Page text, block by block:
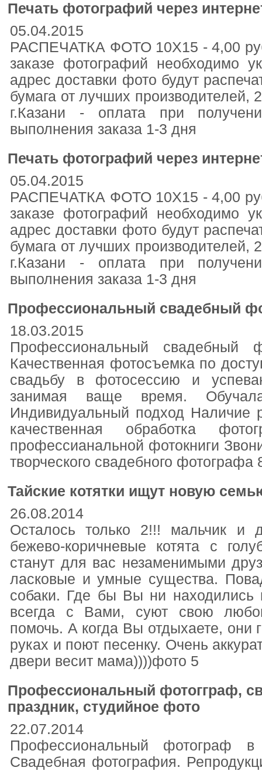
Печать фотографий через
05.04.2015
РАСПЕЧАТКА ФОТО 10Х15 - 4,00
заказе фотографий необходимо
адрес доставки фото будут
бумага от лучших производителей,
г.Казани - оплата при
выполнения заказа 1-3 дня
Печать фотографий через
05.04.2015
РАСПЕЧАТКА ФОТО 10Х15 - 4,00
заказе фотографий необходимо
адрес доставки фото будут
бумага от лучших производителей,
г.Казани - оплата при
выполнения заказа 1-3 дня
Профессиональный свадебный
18.03.2015
Профессиональный
Качественная фотосъемка по
свадьбу в фотосессию и
занимая ваще время.
Индивидуальный подход Наличие
качественная обработка
профессианальной фотокниги
творческого свадебного фотографа
Тайские котятки ищут новую
26.08.2014
Осталось только 2!!! мальчик и
бежево-коричневые котята с
станут для вас незаменимыми
ласковые и умные существа.
собаки. Где бы Вы ни
всегда с Вами, суют свою
помочь. А когда Вы отдыхаете, они
руках и поют песенку. Очень
двери весит мама))))фото 5
Профессиональный фотогграф,
праздник, студийное фото
22.07.2014
Профессиональный фотограф в
Свадебная фотография.